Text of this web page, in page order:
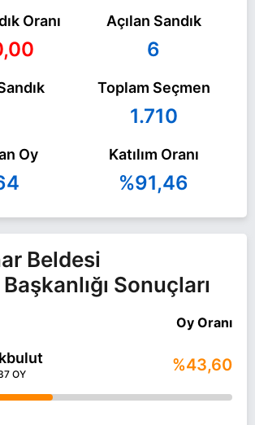
Oranı Açılan Sandık
6
Toplam Seçmen
1.710
Oy Katılım Oranı
%91,46
Beldesi
Sonuçları
Oy Oranı
OY %43,60